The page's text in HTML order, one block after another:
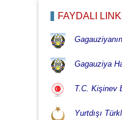
FAYDALI
Gagauziya
T.C. Kişinev
Yurtdışı